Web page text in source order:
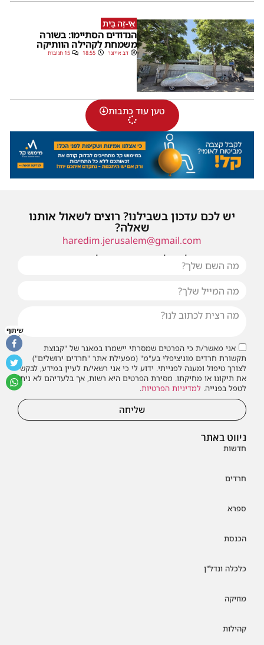
אֵי-זֶה בַּיִת
הנדודים הסתיימו: בשורה
משמחת לקהילה הוותיקה
דב אייזנר 18:55 15 תגובות
טען עוד כתבות
ניווט באתר
חדשות
חרדים
ספרא
הכנסת
כלכלה ונדל"ן
מוזיקה
קהילות
יש לכם עדכון בשבילנו? רוצים לשאול אותנו
שאלה?
haredim.jerusalem@gmail.com
או שילחו אלינו פנייה ונחזור אליכם בהקדם
אני מאשר/ת כי הפרטים שמסרתי יישמרו במאגר של "קבוצת
תקשורת חרדים מוניציפלי בע"מ" (מפעילת אתר "חרדים ירושלים")
לצורך טיפול ומענה לפנייתי. ידוע לי כי אני רשאי/ת לעיין במידע, לבקש
את תיקונו או מחיקתו. מסירת הפרטים היא רשות, אך בלעדיהם לא ניתן
לטפל בפנייה. למדיניות הפרטיות.
שליחה
שיתוף